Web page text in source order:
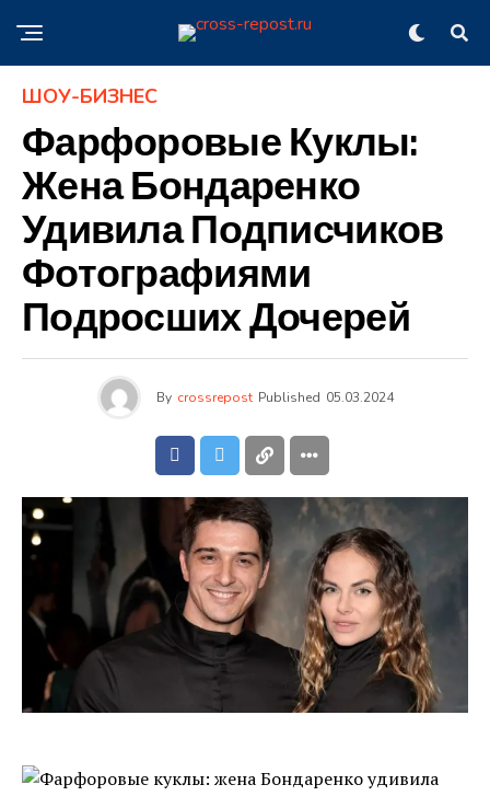
ШОУ-БИЗНЕС
Фарфоровые Куклы:
Жена Бондаренко
Удивила Подписчиков
Фотографиями
Подросших Дочерей
By crossrepost Published 05.03.2024